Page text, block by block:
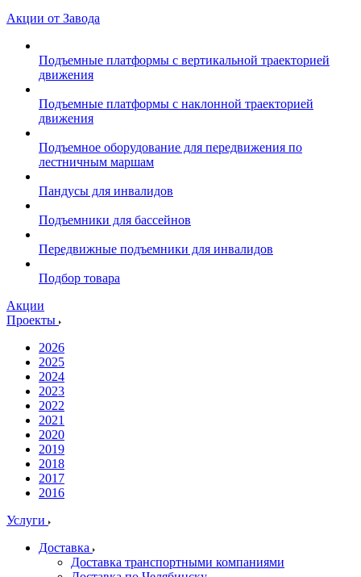
Акции от Завода
Подъемные платформы с вертикальной траекторией
движения
Подъемные платформы с наклонной траекторией
движения
Подъемное оборудование для передвижения по
лестничным маршам
Пандусы для инвалидов
Подъемники для бассейнов
Передвижные подъемники для инвалидов
Подбор товара
Акции
Проекты
2026
2025
2024
2023
2022
2021
2020
2019
2018
2017
2016
Услуги
Доставка
Доставка транспортными компаниями